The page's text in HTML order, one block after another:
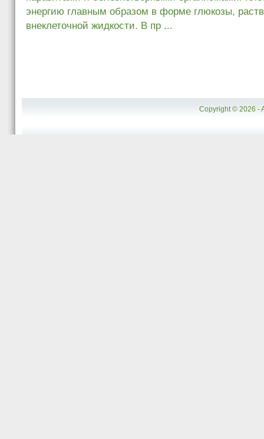
энергию главным образом в форме глюкозы,
внеклеточной жидкости. В пр ...
Copyright © 2026 -